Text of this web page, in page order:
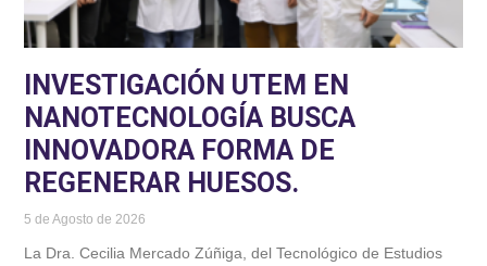
INVESTIGACIÓN UTEM EN
NANOTECNOLOGÍA BUSCA
INNOVADORA FORMA DE
REGENERAR HUESOS.
5 de Agosto de 2026
La Dra. Cecilia Mercado Zúñiga, del Tecnológico de Estudios